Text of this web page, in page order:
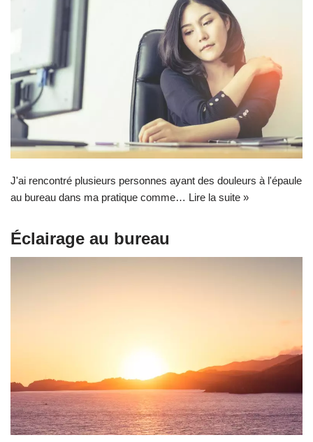
J'ai rencontré plusieurs personnes ayant des douleurs à l'épaule
au bureau dans ma pratique comme… Lire la suite »
Éclairage au bureau